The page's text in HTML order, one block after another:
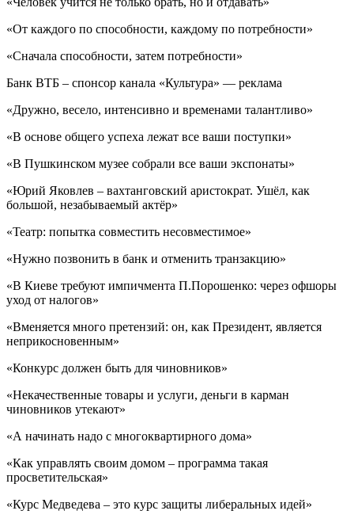
«От каждого по способности, каждому по потребности»
«Сначала способности, затем потребности»
Банк ВТБ – спонсор канала «Культура» — реклама
«Дружно, весело, интенсивно и временами талантливо»
«В основе общего успеха лежат все ваши поступки»
«В Пушкинском музее собрали все ваши экспонаты»
«Юрий Яковлев – вахтанговский аристократ. Ушёл, как
большой, незабываемый актёр»
«Театр: попытка совместить несовместимое»
«Нужно позвонить в банк и отменить транзакцию»
«В Киеве требуют импичмента П.Порошенко: через офшоры
уход от налогов»
«Вменяется много претензий: он, как Президент, является
неприкосновенным»
«Конкурс должен быть для чиновников»
«Некачественные товары и услуги, деньги в карман
чиновников утекают»
«А начинать надо с многоквартирного дома»
«Как управлять своим домом – программа такая
просветительская»
«Курс Медведева – это курс защиты либеральных идей»